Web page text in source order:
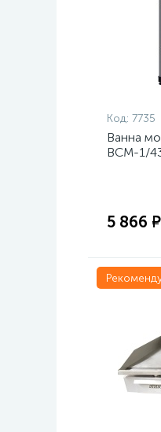
Код: 7735
Ванна
ВСМ-1/
5 866 ₽